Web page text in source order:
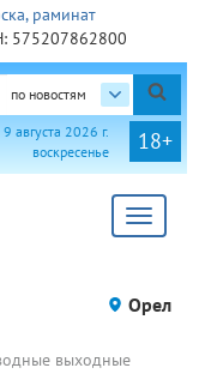
575207862800
по новостям
18+
9 августа 2026 г.
воскресенье
Toggle
Орел
выходные